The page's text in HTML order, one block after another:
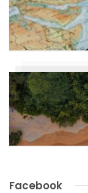
Facebook